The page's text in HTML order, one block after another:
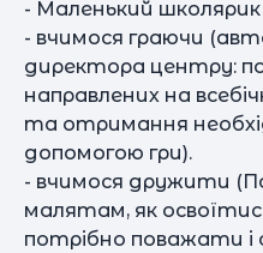
- Маленький
- вчимося граючи
директора центру:
направлених на
та отримання
допомогою гри).
- вчимося дружити
малятам, як
потрібно поважати і